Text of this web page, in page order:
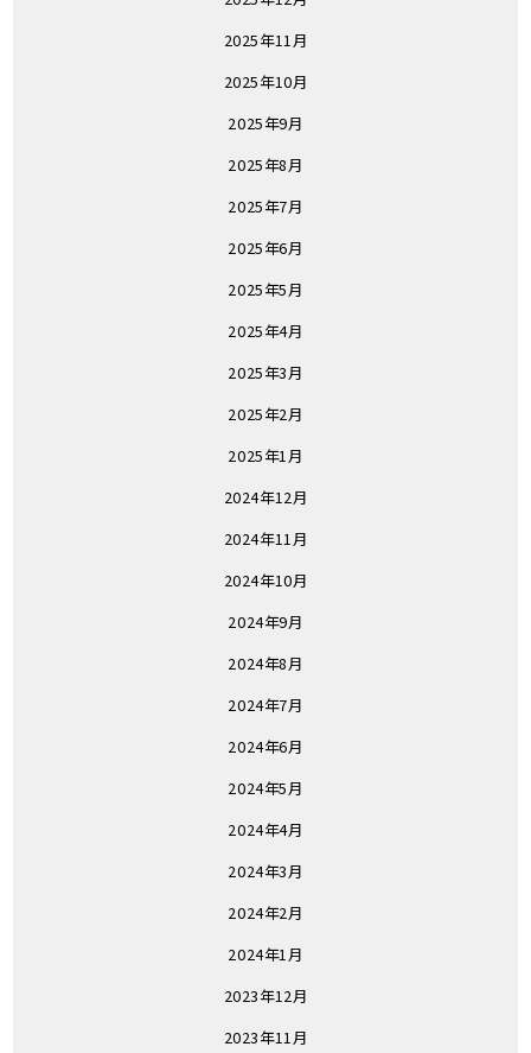
2025年11月
2025年10月
2025年9月
2025年8月
2025年7月
2025年6月
2025年5月
2025年4月
2025年3月
2025年2月
2025年1月
2024年12月
2024年11月
2024年10月
2024年9月
2024年8月
2024年7月
2024年6月
2024年5月
2024年4月
2024年3月
2024年2月
2024年1月
2023年12月
2023年11月